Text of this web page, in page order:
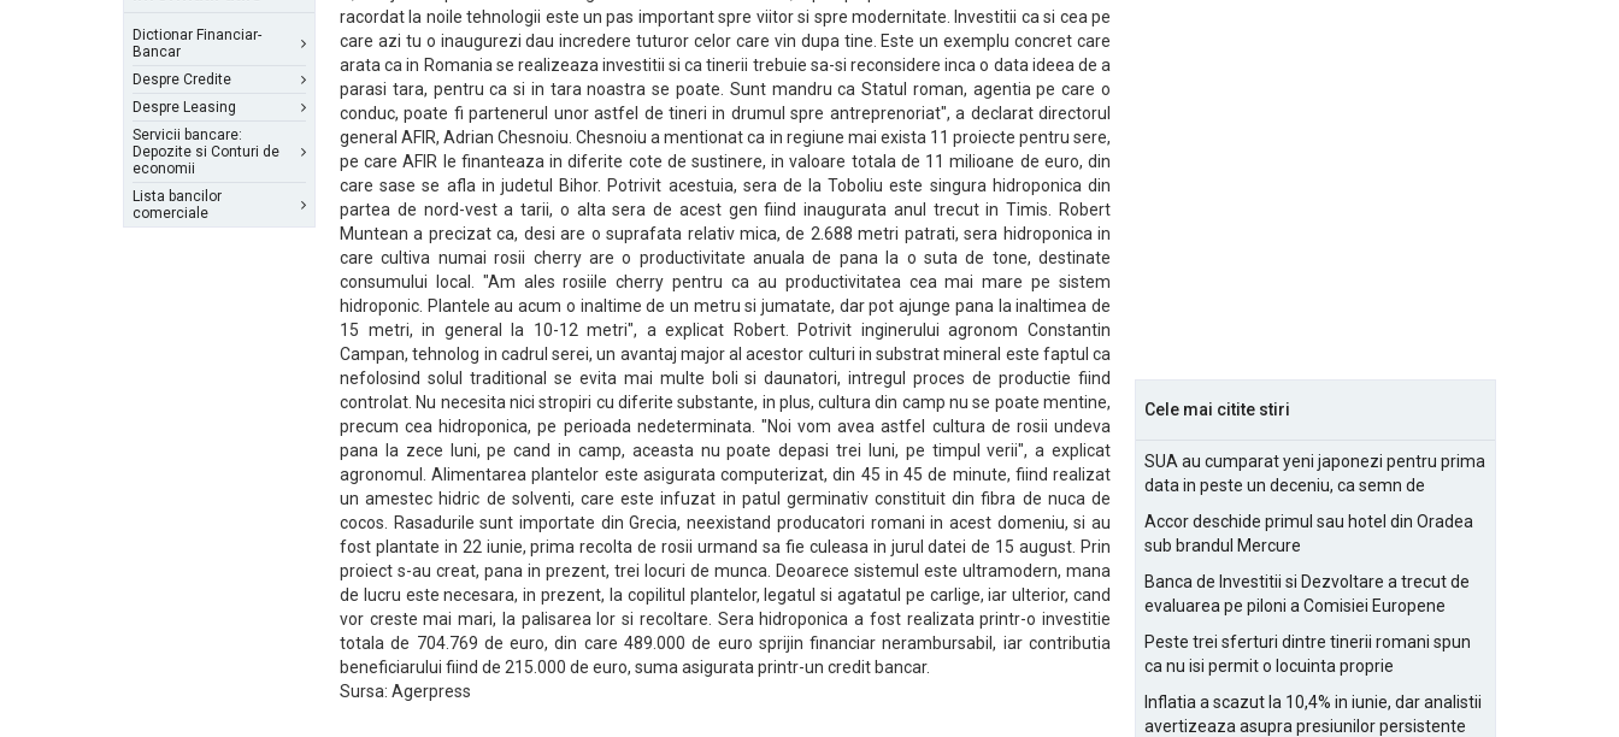
Dictionar Financiar-
Bancar
Despre Credite
Despre Leasing
Servicii bancare:
Depozite si Conturi de
economii
Lista bancilor
comerciale
racordat la noile tehnologii este un pas important spre viitor si spre modernitate. Investitii ca si cea pe
care azi tu o inaugurezi dau incredere tuturor celor care vin dupa tine. Este un exemplu concret care
arata ca in Romania se realizeaza investitii si ca tinerii trebuie sa-si reconsidere inca o data ideea de a
parasi tara, pentru ca si in tara noastra se poate. Sunt mandru ca Statul roman, agentia pe care o
conduc, poate fi partenerul unor astfel de tineri in drumul spre antreprenoriat", a declarat directorul
general AFIR, Adrian Chesnoiu. Chesnoiu a mentionat ca in regiune mai exista 11 proiecte pentru sere,
pe care AFIR le finanteaza in diferite cote de sustinere, in valoare totala de 11 milioane de euro, din
care sase se afla in judetul Bihor. Potrivit acestuia, sera de la Toboliu este singura hidroponica din
partea de nord-vest a tarii, o alta sera de acest gen fiind inaugurata anul trecut in Timis. Robert
Muntean a precizat ca, desi are o suprafata relativ mica, de 2.688 metri patrati, sera hidroponica in
care cultiva numai rosii cherry are o productivitate anuala de pana la o suta de tone, destinate
consumului local. "Am ales rosiile cherry pentru ca au productivitatea cea mai mare pe sistem
hidroponic. Plantele au acum o inaltime de un metru si jumatate, dar pot ajunge pana la inaltimea de
15 metri, in general la 10-12 metri", a explicat Robert. Potrivit inginerului agronom Constantin
Campan, tehnolog in cadrul serei, un avantaj major al acestor culturi in substrat mineral este faptul ca
nefolosind solul traditional se evita mai multe boli si daunatori, intregul proces de productie fiind
controlat. Nu necesita nici stropiri cu diferite substante, in plus, cultura din camp nu se poate mentine,
precum cea hidroponica, pe perioada nedeterminata. "Noi vom avea astfel cultura de rosii undeva
pana la zece luni, pe cand in camp, aceasta nu poate depasi trei luni, pe timpul verii", a explicat
agronomul. Alimentarea plantelor este asigurata computerizat, din 45 in 45 de minute, fiind realizat
un amestec hidric de solventi, care este infuzat in patul germinativ constituit din fibra de nuca de
cocos. Rasadurile sunt importate din Grecia, neexistand producatori romani in acest domeniu, si au
fost plantate in 22 iunie, prima recolta de rosii urmand sa fie culeasa in jurul datei de 15 august. Prin
proiect s-au creat, pana in prezent, trei locuri de munca. Deoarece sistemul este ultramodern, mana
de lucru este necesara, in prezent, la copilitul plantelor, legatul si agatatul pe carlige, iar ulterior, cand
vor creste mai mari, la palisarea lor si recoltare. Sera hidroponica a fost realizata printr-o investitie
totala de 704.769 de euro, din care 489.000 de euro sprijin financiar nerambursabil, iar contributia
beneficiarului fiind de 215.000 de euro, suma asigurata printr-un credit bancar.
Sursa: Agerpress
Cele mai citite stiri
SUA au cumparat yeni japonezi pentru prima
data in peste un deceniu, ca semn de
Accor deschide primul sau hotel din Oradea
sub brandul Mercure
Banca de Investitii si Dezvoltare a trecut de
evaluarea pe piloni a Comisiei Europene
Peste trei sferturi dintre tinerii romani spun
ca nu isi permit o locuinta proprie
Inflatia a scazut la 10,4% in iunie, dar analistii
avertizeaza asupra presiunilor persistente